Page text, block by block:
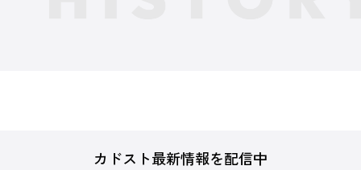
カドスト最新情報を配信中